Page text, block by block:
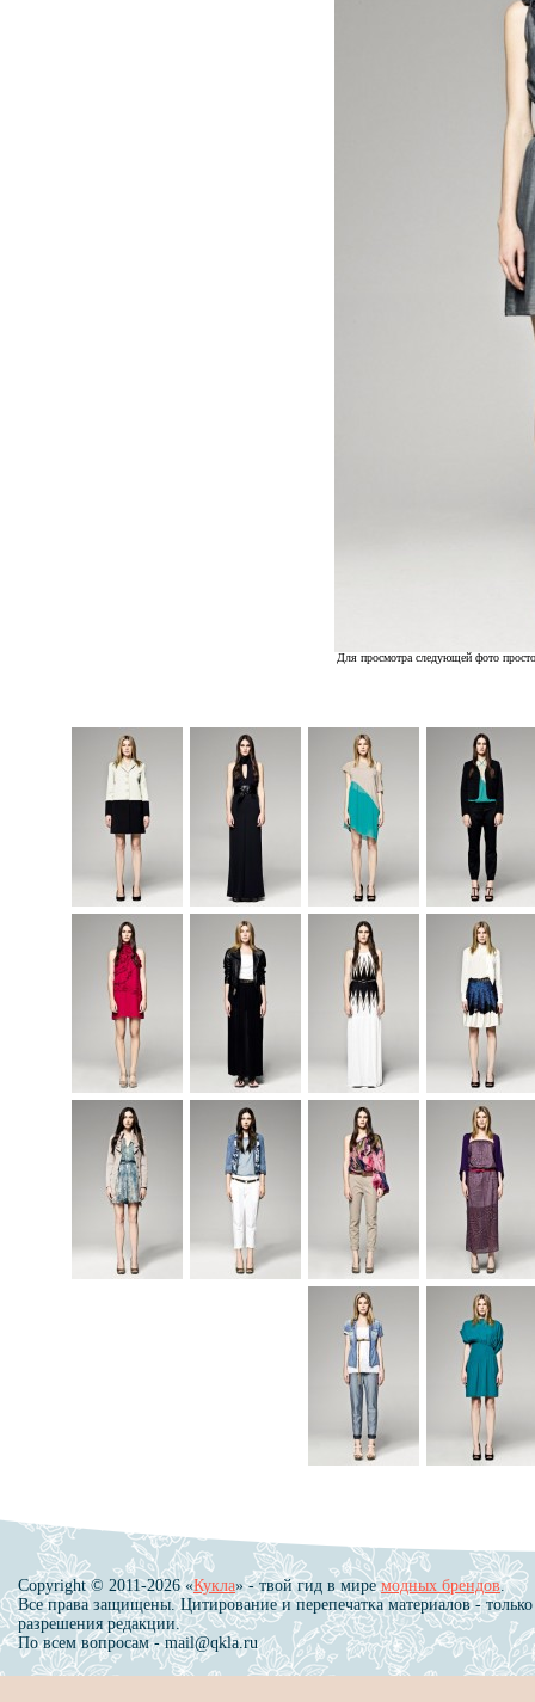
Для просмотра следующей фото
Copyright © 2011-2026 «Кукла» - твой гид в миремодных брендов.
Все права защищены. Цитирование и перепечатка материалов - только
разрешения редакции.
По всем вопросам - mail@qkla.ru